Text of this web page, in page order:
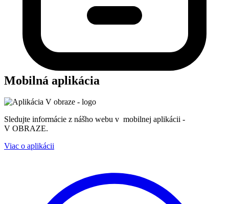
Mobilná aplikácia
Sledujte informácie z nášho webu v mobilnej aplikácii -
V OBRAZE.
Viac o aplikácii